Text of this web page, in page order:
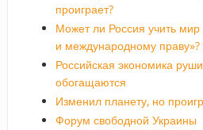
проиграет?
Может ли Россия учить
и международному праву»?
Российская экономика
обогащаются
Изменил планету, но
Форум свободной Украины